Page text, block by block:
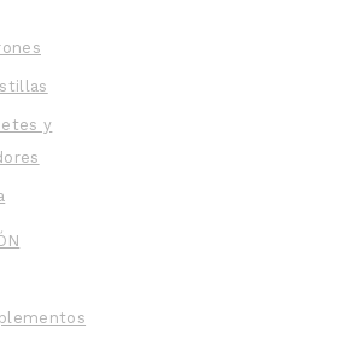
y